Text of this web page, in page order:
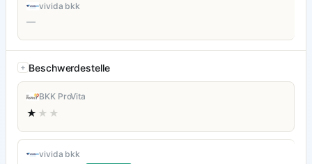
vivida bkk
—
Beschwerdestelle
BKK ProVita
★ ★★
vivida bkk